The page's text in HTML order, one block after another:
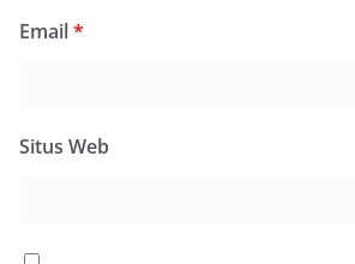
Email*
Situs Web